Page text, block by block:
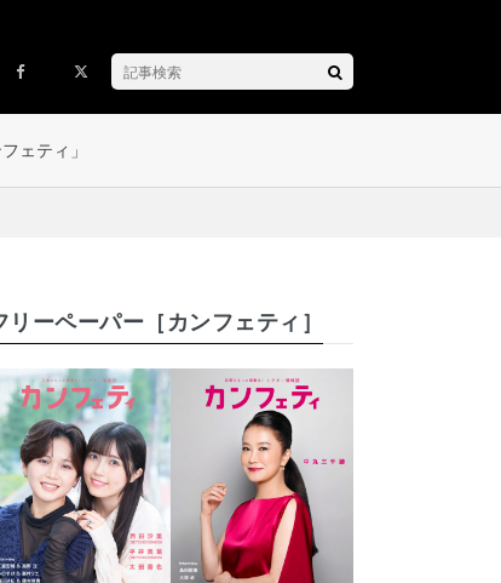
ェティ」
リーペーパー［カンフェティ］